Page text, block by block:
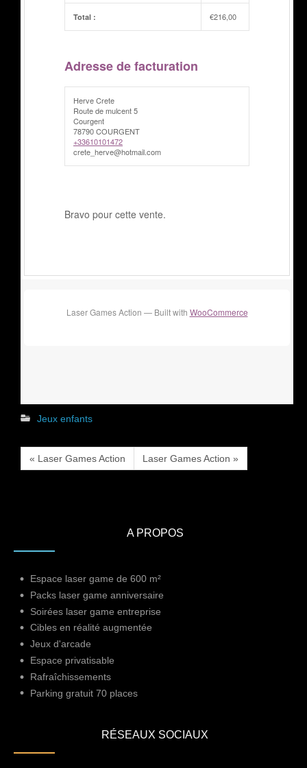
Total : €216,00
Adresse de facturation
Herve Crete
Route de mulcent 5
Courgent
78790 COURGENT
+33610101472
crete_herve@hotmail.com
Bravo pour cette vente.
Laser Games Action — Built with WooCommerce
Jeux enfants
« Laser Games Action Laser Games Action »
A PROPOS
Espace laser game de 600 m²
Packs laser game anniversaire
Soirées laser game entreprise
Cibles en réalité augmentée
Jeux d'arcade
Espace privatisable
Rafraîchissements
Parking gratuit 70 places
RÉSEAUX SOCIAUX